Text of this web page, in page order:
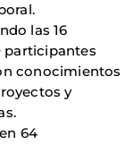
las 16
participantes
conocimientos
y
64